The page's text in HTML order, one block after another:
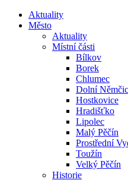
Aktuality
Město
Aktuality
Místní části
Bílkov
Borek
Chlumec
Dolní
Hostkovice
Hradišťko
Lipolec
Malý Pěčín
Prostřední
Toužín
Velký Pěčín
Historie